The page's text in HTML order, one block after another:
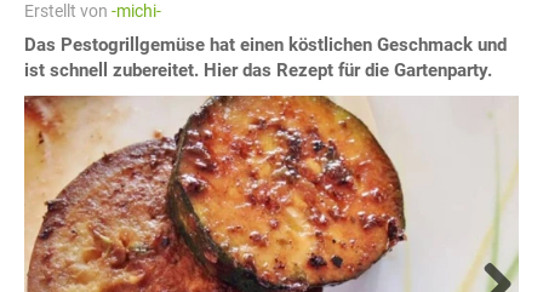
Erstellt von -michi-
Das Pestogrillgemüse hat einen köstlichen Geschmack und
ist schnell zubereitet. Hier das Rezept für die Gartenparty.